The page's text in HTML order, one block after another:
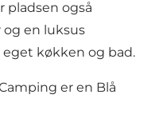
pladsen også
en luksus
køkken og bad.
er en Blå